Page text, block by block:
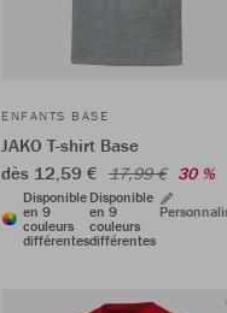
ENFANTS BASE
JAKO T-shirt Base
dès 12,59 € 17,99 € 30 %
Disponible
en 9
couleurs
différentes
Disponible
en 9
couleurs
différentes